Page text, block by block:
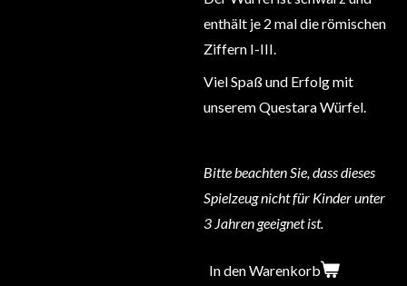
enthält je 2 mal die römischen
Ziffern I-III.
Viel Spaß und Erfolg mit
unserem Questara Würfel.
Bitte beachten Sie, dass dieses
Spielzeug nicht für Kinder unter
3 Jahren geeignet ist.
In den Warenkorb